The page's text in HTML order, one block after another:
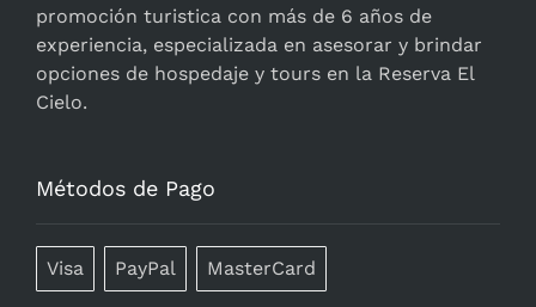
promoción turistica con más de 6 años de
experiencia, especializada en asesorar y brindar
opciones de hospedaje y tours en la Reserva El
Cielo.
Métodos de Pago
Visa PayPal MasterCard